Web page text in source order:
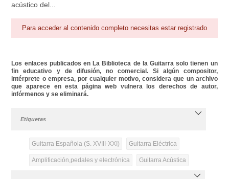
acústico del...
Para acceder al contenido completo necesitas estar registrado
Los enlaces publicados en La Biblioteca de la Guitarra solo tienen un
fin educativo y de difusión, no comercial. Si algún compositor,
intérprete o empresa, por cualquier motivo, considera que un archivo
que aparece en esta página web vulnera los derechos de autor,
infórmenos y se eliminará.
Etiquetas
Guitarra Española (S. XVIII-XXI) Guitarra Eléctrica
Amplificación,pedales y electrónica Guitarra Acústica